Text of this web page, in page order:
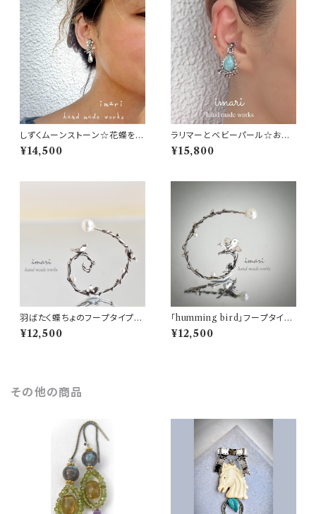
しずくムーンストーン☆花蝶を飾
ったイヤーカフ
¥14,500
ラリマーとベビーパール☆お花
を飾ったイヤーカフ
¥15,800
羽ばたく蝶ちょのフープタイプピ
アス
¥12,500
「humming bird」フープタイプ
ピアス
¥12,500
その他の商品